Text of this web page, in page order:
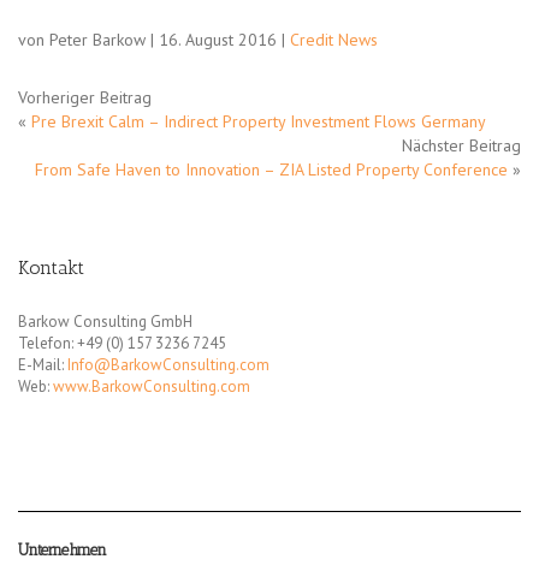
von Peter Barkow | 16. August 2016 | Credit News
Vorheriger Beitrag
« Pre Brexit Calm – Indirect Property Investment Flows Germany
Nächster Beitrag
From Safe Haven to Innovation – ZIA Listed Property Conference »
Kontakt
Barkow Consulting GmbH
Telefon: +49 (0) 157 3236 7245
E-Mail: Info@BarkowConsulting.com
Web:www.BarkowConsulting.com
Unternehmen